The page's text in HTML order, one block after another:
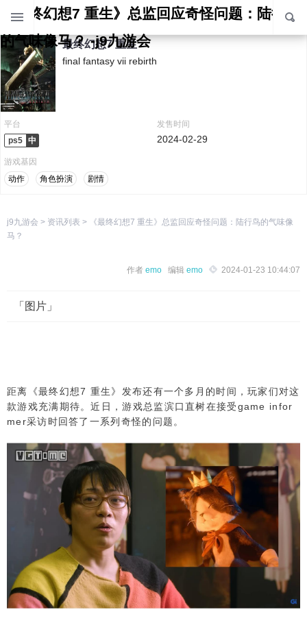
《最终幻想7 重生》总监回应奇怪问题：陆行鸟
的气味像马？ -j9九游会
最终幻想7 重生
final fantasy vii rebirth
平台
ps5
发售时间
2024-02-29
游戏基因
动作
角色扮演 剧情
j9九游会 > 资讯列表 >
《最终幻想7 重生》总监回应奇怪问题：陆行鸟的气味像
马？
作者 emo 编辑 emo 2024-01-23 10:44:07
「图片」
距离《最终幻想7 重生》发布还有一个多月的时间，玩家们对这
款游戏充满期待。近日，游戏总监滨口直树在接受game infor
mer采访时回答了一系列奇怪的问题。